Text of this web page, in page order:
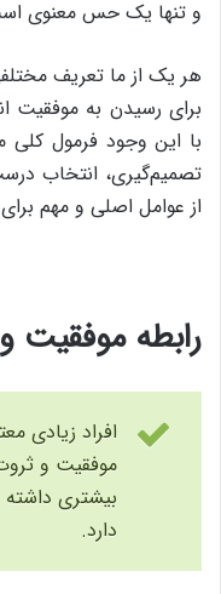
و تنها یک حس معنوی
هر یک از ما تعریف
برای رسیدن به موفقیت
با این وجود فرمول
تصمیم‌گیری، انتخاب
از عوامل اصلی و مهم
رابطه موفقیت
افراد زیادی
موفقیت و
بیشتری
دارد.